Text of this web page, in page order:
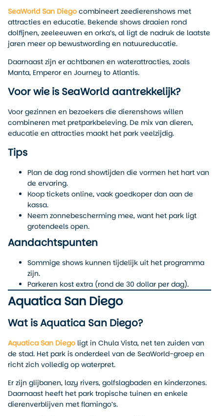
SeaWorld San Diego combineert zeedierenshows met
attracties en educatie. Bekende shows draaien rond
dolfijnen, zeeleeuwen en orka’s, al ligt de nadruk de laatste
jaren meer op bewustwording en natuureducatie.
Daarnaast zijn er achtbanen en waterattracties, zoals
Manta, Emperor en Journey to Atlantis.
Voor wie is SeaWorld aantrekkelijk?
Voor gezinnen en bezoekers die dierenshows willen
combineren met pretparkbeleving. De mix van dieren,
educatie en attracties maakt het park veelzijdig.
Tips
Plan de dag rond showtijden die vormen het hart van
de ervaring.
Koop tickets online, vaak goedkoper dan aan de
kassa.
Neem zonnebescherming mee, want het park ligt
grotendeels open.
Aandachtspunten
Sommige shows kunnen tijdelijk uit het programma
zijn.
Parkeren kost extra (rond de 30 dollar per dag).
Aquatica San Diego
Wat is Aquatica San Diego?
Aquatica San Diego ligt in Chula Vista, net ten zuiden van
de stad. Het park is onderdeel van de SeaWorld-groep en
richt zich volledig op waterpret.
Er zijn glijbanen, lazy rivers, golfslagbaden en kinderzones.
Daarnaast heeft het park tropische tuinen en enkele
dierenverblijven met flamingo’s.